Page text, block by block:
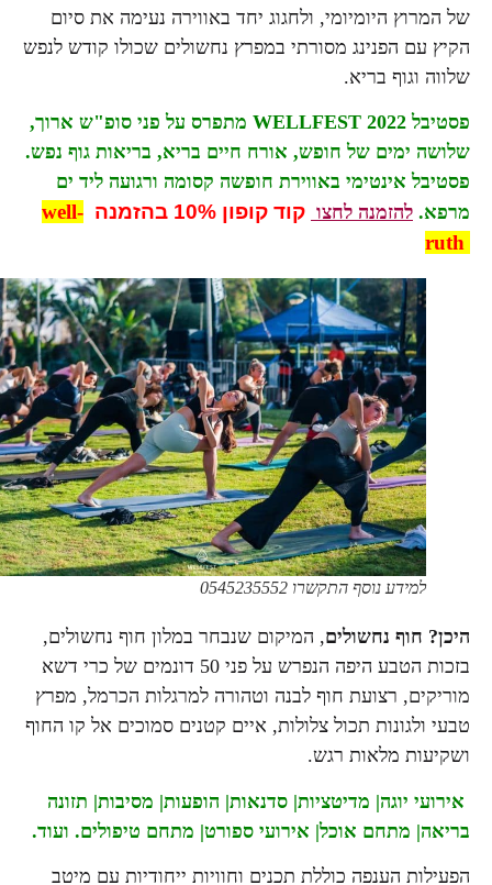
של המרוץ היומיומי, ולחגוג יחד באווירה נעימה את סיום
הקיץ עם הפנינג מסורתי במפרץ נחשולים שכולו קודש לנפש
שלווה וגוף בריא.
פסטיבל WELLFEST2022 מתפרס על פני סופ"ש ארוך,
שלושה ימים של חופש, אורח חיים בריא, בריאות גוף נפש.
פסטיבל אינטימי באווירת חופשה קסומה ורגועה ליד ים
מרפא.להזמנה לחצו קוד קופון 10% בהזמנה
well-
ruth
למידע נוסף התקשרו 0545235552
היכן? חוף נחשולים, המיקום שנבחר במלון חוף נחשולים,
בזכות הטבע היפה הנפרש על פני 50 דונמים של כרי דשא
מוריקים, רצועת חוף לבנה וטהורה למרגלות הכרמל, מפרץ
טבעי ולגונות תכול צלולות, איים קטנים סמוכים אל קו החוף
ושקיעות מלאות רגש.
אירועי יוגה| מדיטציות| סדנאות| הופעות|מסיבות| תזונה
בריאה| מתחם אוכל| אירועי ספורט| מתחם טיפולים. ועוד.
הפעילות הענפה כוללת תכנים וחוויות ייחודיות עם מיטב